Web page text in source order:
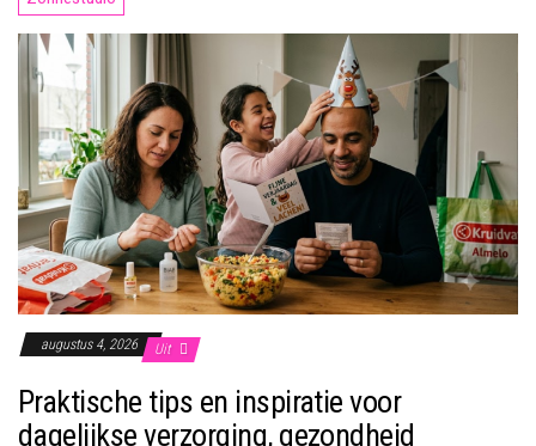
augustus 4, 2026 Uit
Praktische tips en inspiratie voor
dagelijkse verzorging, gezondheid